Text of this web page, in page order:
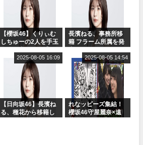
【櫻坂46】くりぃむ
しちゅーの2人を手玉
りぃむナンタラ】
長濱ねる、事務所移
籍 フラーム所属を発
【日向坂46】長濱ね
る、種花から移籍し
2025-08-05 16:09
れなッピーズ集結！
櫻坂46守屋麗奈×遠
2025-08-05 14:54